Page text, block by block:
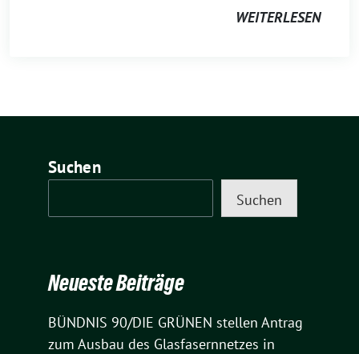
WEITERLESEN
Suchen
Suchen
Neueste Beiträge
BÜNDNIS 90/DIE GRÜNEN stellen Antrag
zum Ausbau des Glasfasernnetzes in